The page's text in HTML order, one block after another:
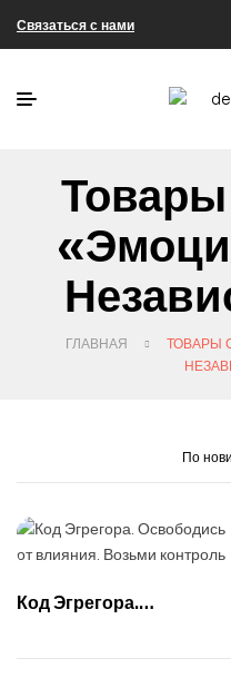
Связаться с нами
ГЛАВНАЯ
ТОВАРЫ
Код Эгрегора.
влияния. Возьми